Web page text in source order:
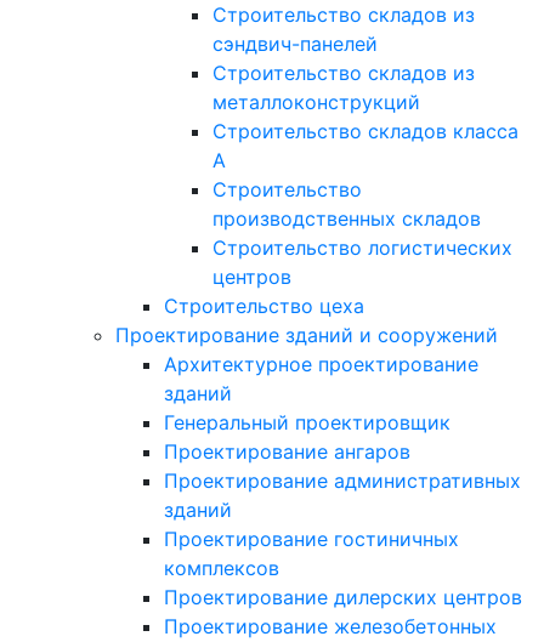
Строительство складов из
сэндвич-панелей
Строительство складов из
металлоконструкций
Строительство складов класса
А
Строительство
производственных складов
Строительство логистических
центров
Строительство цеха
Проектирование зданий и сооружений
Архитектурное проектирование
зданий
Генеральный проектировщик
Проектирование ангаров
Проектирование административных
зданий
Проектирование гостиничных
комплексов
Проектирование дилерских центров
Проектирование железобетонных